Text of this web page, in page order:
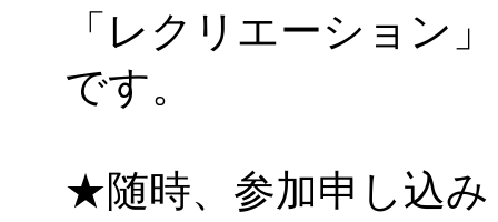
「レクリエーション」
です。
★随時、参加申し込み